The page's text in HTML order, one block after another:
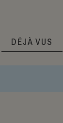
DÉJÀ VUS